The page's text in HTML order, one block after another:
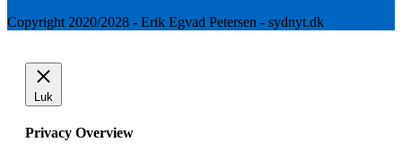
Copyright 2020/2028 - Erik Egvad Petersen - sydnyt.dk
Luk
Privacy Overview